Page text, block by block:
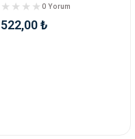
0 Yorum
₺